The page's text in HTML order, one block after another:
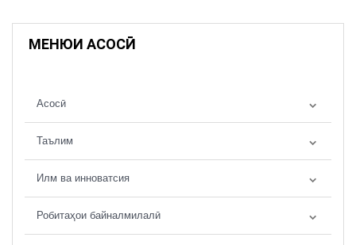
МЕНЮИ АСОСӢ
Асосӣ
Таълим
Илм ва инноватсия
Робитаҳои байналмилалӣ